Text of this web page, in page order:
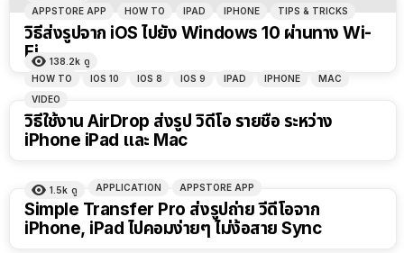
APPSTORE APP
HOW TO IPAD IPHONE TIPS & TRICKS
วิธีส่งรูปจาก iOS ไปยัง Windows 10 ผ่านทาง Wi-
Fi
138.2k ดู
HOW TO
IOS 10 IOS 8 IOS 9 IPAD IPHONE
MAC
VIDEO
วิธีใช้งาน AirDrop ส่งรูป วิดีโอ รายชื่อ ระหว่าง
iPhone iPad และ Mac
1.5k ดู APPLICATION APPSTORE APP
Simple Transfer Pro ส่งรูปถ่าย วีดีโอจาก
iPhone, iPad ไปคอมง่ายๆ ไม่ง้อสาย Sync